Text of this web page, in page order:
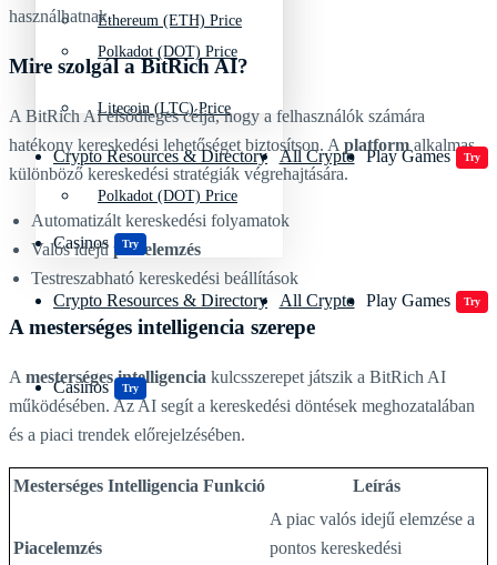
Polkadot (DOT) Price
Crypto Resources & Directory All Crypto Play Games Try
Casinos Try
Ethereum (ETH) Price
Litecoin (LTC) Price
Polkadot (DOT) Price
Crypto Resources & Directory All Crypto Play Games Try
Casinos Try
használhatnak.
Mire szolgál a BitRich AI?
A BitRich AI elsődleges célja, hogy a felhasználók számára
hatékony kereskedési lehetőséget biztosítson. A platform alkalmas
különböző kereskedési stratégiák végrehajtására.
Automatizált kereskedési folyamatok
Valós idejű piacelemzés
Testreszabható kereskedési beállítások
A mesterséges intelligencia szerepe
A mesterséges intelligencia kulcsszerepet játszik a BitRich AI
működésében. Az AI segít a kereskedési döntések meghozatalában
és a piaci trendek előrejelzésében.
Mesterséges Intelligencia Funkció Leírás
Piacelemzés
A piac valós idejű elemzése a
pontos kereskedési